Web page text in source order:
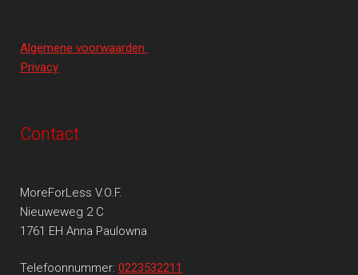
Algemene voorwaarden
Privacy
Contact
MoreForLess V.O.F.
Nieuweweg 2 C
1761 EH Anna Paulowna
Telefoonnummer: 0223532211